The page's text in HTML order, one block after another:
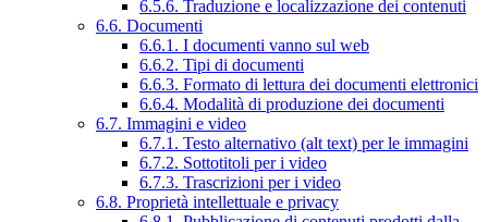
6.5.6. Traduzione e localizzazione dei contenuti
6.6. Documenti
6.6.1. I documenti vanno sul web
6.6.2. Tipi di documenti
6.6.3. Formato di lettura dei documenti elettronici
6.6.4. Modalità di produzione dei documenti
6.7. Immagini e video
6.7.1. Testo alternativo (alt text) per le immagini
6.7.2. Sottotitoli per i video
6.7.3. Trascrizioni per i video
6.8. Proprietà intellettuale e privacy